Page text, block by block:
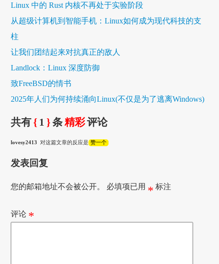
Linux 中的 Rust 内核不再处于实验阶段
从超级计算机到智能手机：Linux如何成为现代科技的支
柱
让我们团结起来对抗真正的敌人
Landlock：Linux 深度防御
致FreeBSD的情书
2025年人们为何持续涌向Linux(不仅是为了逃离Windows)
共有{ 1 }条精彩评论
lovesy2413 对这篇文章的反应是 赞一个
发表回复
您的邮箱地址不会被公开。 必填项已用 * 标注
评论 *